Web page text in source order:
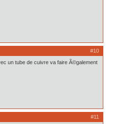
#10
un tube de cuivre va faire Ã©galement
#11